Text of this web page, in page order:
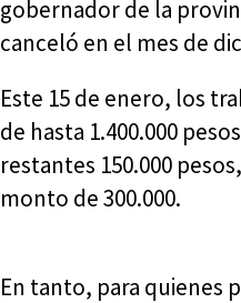
gobernador de la
canceló en el mes de
Este 15 de enero, los
de hasta 1.400.000
restantes 150.000
monto de 300.000.
En tanto, para quienes